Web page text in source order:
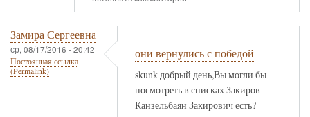
Замира Сергеевна
ср, 08/17/2016 - 20:42
Постоянная ссылка
(Permalink)
они вернулись с победой
skunk добрый день,Вы могли бы
посмотреть в списках Закиров
Канзельбаян Закирович есть?